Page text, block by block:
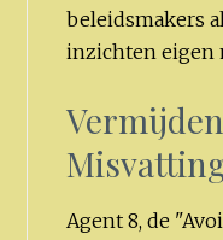
beleidsmakers
inzichten eigen
Agent 8, de